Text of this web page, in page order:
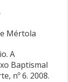
Mértola
A
Baptismal
nº 6. 2008.